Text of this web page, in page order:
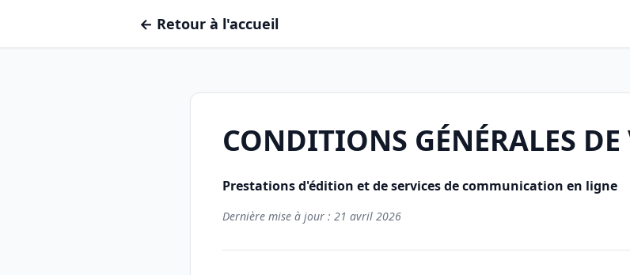
← Retour à l'accueil
CONDITIONS GÉNÉRALES DE
Prestations d'édition et de services de communication en ligne
Dernière mise à jour : 21 avril 2026